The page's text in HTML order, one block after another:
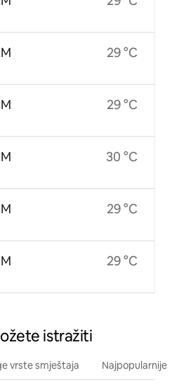
29 °C
29 °C
30 °C
29 °C
29 °C
istražiti
vrste smještaja Najpopularnije